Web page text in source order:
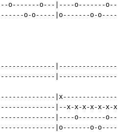
o-------o---|----o-------
o-o-----|o-------o-
|--x-x-x-x-x-x-x-
|----o-------o---
|o-------o-o-----